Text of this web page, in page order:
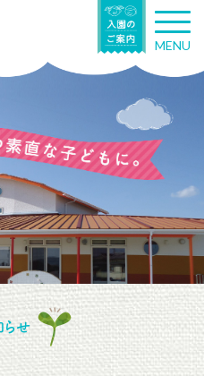
T
o
g
n
g
a
t
n
MENU
らせ